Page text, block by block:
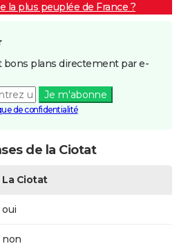
la plus peuplée de France ?
bons plans directement par e-
Je m'abonne
de confidentialité
de la Ciotat
La Ciotat
oui
non